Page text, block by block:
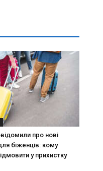
про нові
біженців: кому
у прихистку